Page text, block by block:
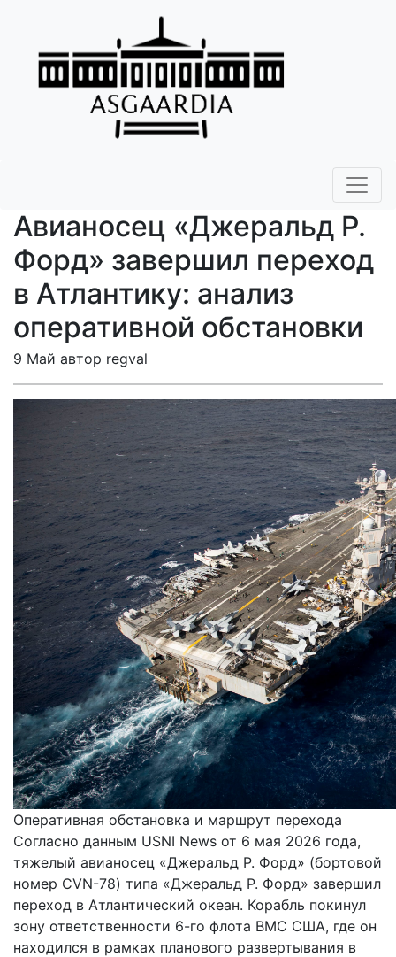
Авианосец «Джеральд Р.
Форд» завершил переход
в Атлантику: анализ
оперативной обстановки
9 Май автор regval
Оперативная обстановка и маршрут перехода
Согласно данным USNI News от 6 мая 2026 года,
тяжелый авианосец «Джеральд Р. Форд» (бортовой
номер CVN-78) типа «Джеральд Р. Форд» завершил
переход в Атлантический океан. Корабль покинул
зону ответственности 6-го флота ВМС США, где он
находился в рамках планового развертывания в